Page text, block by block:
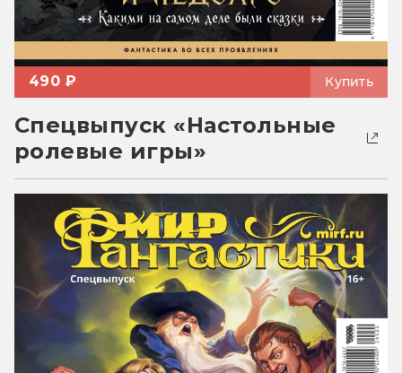
490 ₽ Купить
Спецвыпуск «Настольные
ролевые игры»